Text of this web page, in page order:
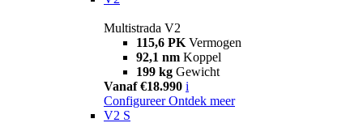
Multistrada V2
115,6 PK Vermogen
92,1 nm Koppel
199 kg Gewicht
Vanaf €18.990 i
Configureer Ontdek meer
V2 S